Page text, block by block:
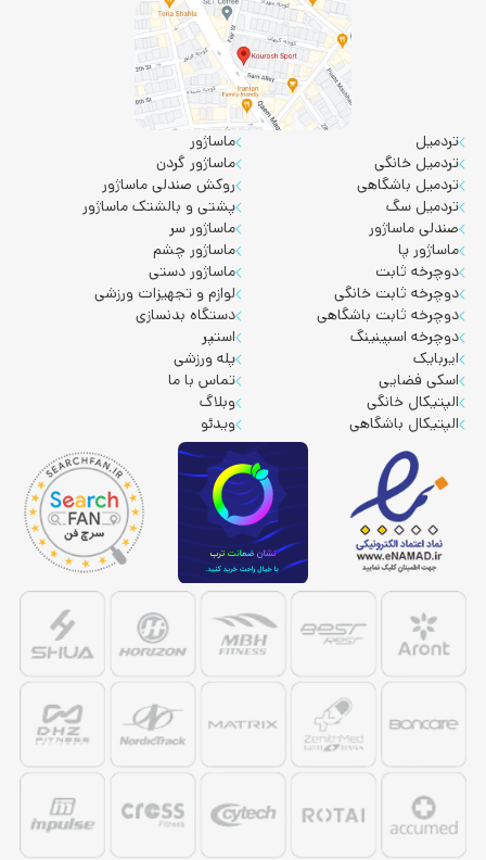
تردمیل
تردمیل خانگی
تردمیل باشگاهی
تردمیل سگ
صندلی ماساژور
ماساژور پا
دوچرخه ثابت
دوچرخه ثابت خانگی
دوچرخه ثابت باشگاهی
دوچرخه اسپینینگ
ایربایک
اسکی فضایی
الپتیکال خانگی
الپتیکال باشگاهی
ماساژور
ماساژور گردن
روکش صندلی ماساژور
پشتی و بالشتک ماساژور
ماساژور سر
ماساژور چشم
ماساژور دستی
لوازم و تجهیزات ورزشی
دستگاه بدنسازی
استپر
پله ورزشی
تماس با ما
وبلاگ
ویدئو